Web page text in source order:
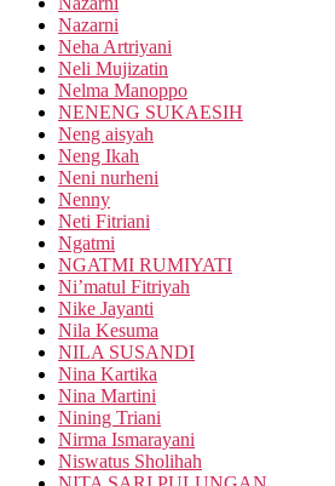
Nazarni
Neha Artriyani
Neli Mujizatin
Nelma Manoppo
NENENG SUKAESIH
Neng aisyah
Neng Ikah
Neni nurheni
Nenny
Neti Fitriani
Ngatmi
NGATMI RUMIYATI
Ni’matul Fitriyah
Nike Jayanti
Nila Kesuma
NILA SUSANDI
Nina Kartika
Nina Martini
Nining Triani
Nirma Ismarayani
Niswatus Sholihah